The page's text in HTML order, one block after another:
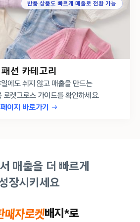
반품 상품도 빠르게 매출로 전환 가능
패션 카테고리
일에도 쉬지 않고 매출을 만드는
로켓그로스 가이드를 확인하세요.
페이지 바로가기 →
매출을 더 빠르게
장시키세요
배지*로